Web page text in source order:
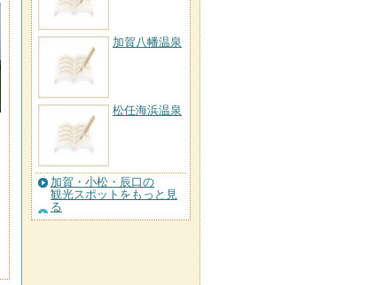
加賀八幡温泉
松任海浜温泉
加賀・小松・辰口の
観光スポットをもっと見
る